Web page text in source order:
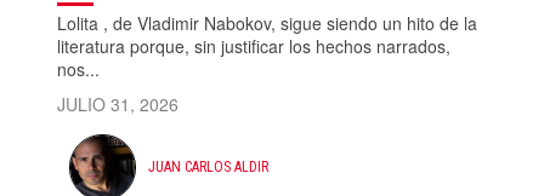
Lolita , de Vladimir Nabokov, sigue siendo un hito de la
literatura porque, sin justificar los hechos narrados,
nos...
JULIO 31, 2026
JUAN CARLOS ALDIR